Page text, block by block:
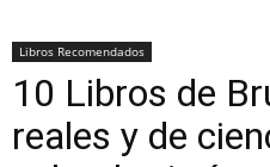
Libros Recomendados
10 Libros de
reales y de